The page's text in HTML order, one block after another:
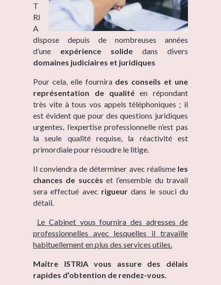
T
RI
A
dispose depuis de nombreuses années
d’une expérience solide dans divers
domaines judiciaires et juridiques
Pour cela, elle fournira des conseils et une
représentation de qualitéen répondant
très vite à tous vos appels téléphoniques ; il
est évident que pour des questions juridiques
urgentes, l’expertise professionnelle n’est pas
la seule qualité requise, la réactivité est
primordiale pour résoudre le litige.
Il conviendra de déterminer avec réalisme les
chances de succès et l’ensemble du travail
sera effectué avec rigueurdans le souci du
détail.
Le Cabinet vous fournira des adresses de
professionnelles avec lesquelles il travaille
habituellement en plus des services utiles.
Maître ISTRIA vous assure des délais
rapides d’obtention de rendez-vous.